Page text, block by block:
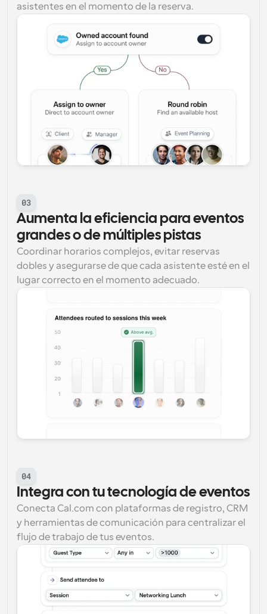
asistentes en el momento de la reserva.
03
Aumenta la eficiencia para eventos
grandes o de múltiples pistas
Coordinar horarios complejos, evitar reservas
dobles y asegurarse de que cada asistente esté en el
lugar correcto en el momento adecuado.
04
Integra con tu tecnología de eventos
Conecta Cal.com con plataformas de registro, CRM
y herramientas de comunicación para centralizar el
flujo de trabajo de tus eventos.